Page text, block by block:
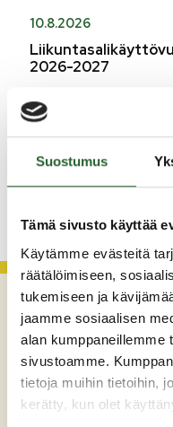
Suostumus
Tämä sivusto käyttää
Käytämme evästeitä
räätälöimiseen,
tukemiseen ja
jaamme sosiaalisen
alan kumppaneillemme
sivustoamme.
tietoja muihin tietoihin,
kerätty, kun olet
10.8.2026
2026-2027
5.8.2026
Monitoimitalon
perjantaina klo 12.00